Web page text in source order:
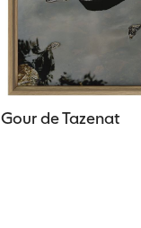
Gour de Tazenat